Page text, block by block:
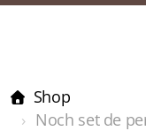
Shop
Noch set de